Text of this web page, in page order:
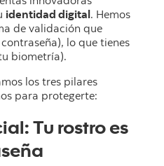
identidad digital. Hemos
de validación que
lo que tienes
biometría).
los tres pilares
para protegerte:
Tu rostro es